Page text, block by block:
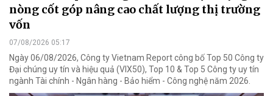
nòng cốt góp nâng cao chất lượng thị trường
vốn
07/08/2026 05:17
Ngày 06/08/2026, Công ty Vietnam Report công bố Top 50 Công ty
Đại chúng uy tín và hiệu quả (VIX50), Top 10 & Top 5 Công ty uy tín
ngành Tài chính - Ngân hàng - Bảo hiểm - Công nghệ năm 2026.